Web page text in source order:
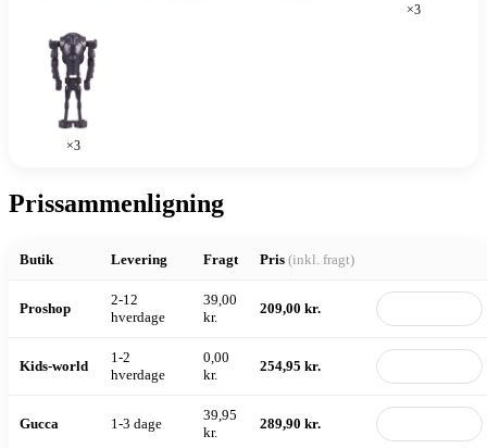
×3
×3
Prissammenligning
Butik Levering Fragt Pris (inkl. fragt)
Proshop
2-12
hverdage
39,00
kr.
209,00 kr.
Kids-world
1-2
hverdage
0,00
kr.
254,95 kr.
Gucca 1-3 dage
39,95
kr.
289,90 kr.